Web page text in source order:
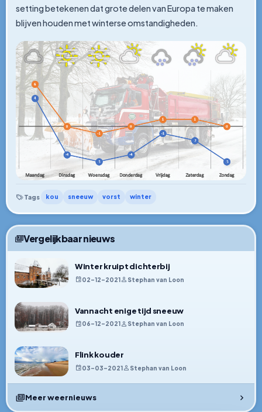
setting betekenen dat grote delen van Europa te maken
blijven houden met winterse omstandigheden.
Tags kou sneeuw vorst winter
Vergelijkbaar nieuws
Winter kruipt dichterbij
02–12–2021 Stephan van Loon
Vannacht enige tijd sneeuw
06–12–2021 Stephan van Loon
Flink kouder
03–03–2021 Stephan van Loon
Meer weernieuws